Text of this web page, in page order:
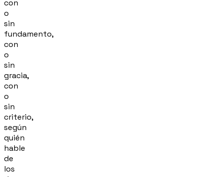
con
o
sin
fundamento,
con
o
sin
gracia,
con
o
sin
criterio,
según
quién
hable
de
los